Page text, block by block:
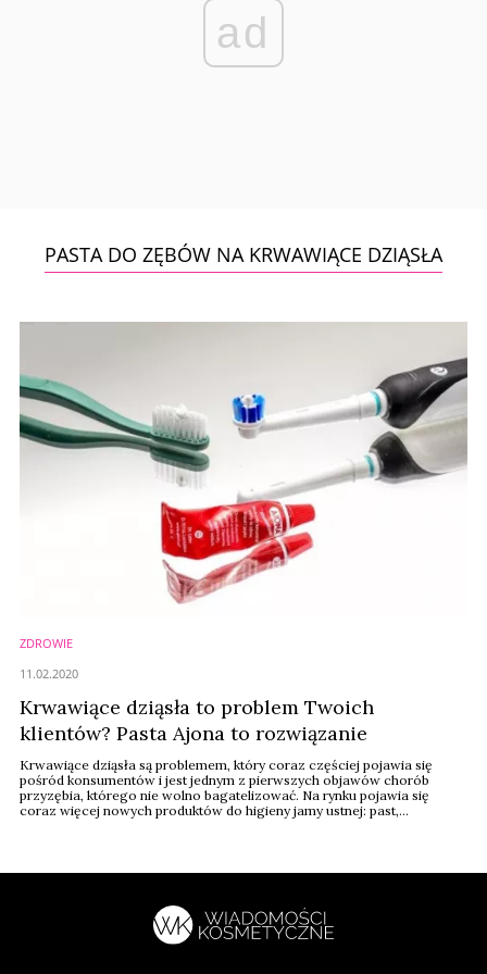
ad
PASTA DO ZĘBÓW NA KRWAWIĄCE DZIĄSŁA
ZDROWIE
Krwawiące dziąsła to problem Twoich
klientów? Pasta Ajona to rozwiązanie
Krwawiące dziąsła są problemem, który coraz częściej pojawia się
pośród konsumentów i jest jednym z pierwszych objawów chorób
przyzębia, którego nie wolno bagatelizować. Na rynku pojawia się
coraz więcej nowych produktów do higieny jamy ustnej: past,
11.02.2020